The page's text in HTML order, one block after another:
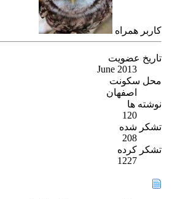
كاربر همراه
تاریخ عضویت
June 2013
محل سکونت
اصفهان
نوشته ها
120
تشکر شده
208
تشکر کرده
1227